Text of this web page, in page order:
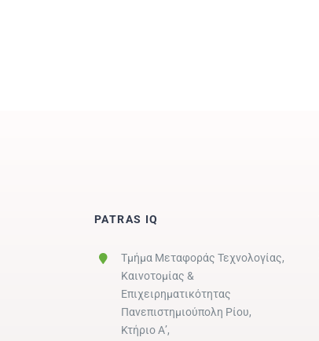
PATRAS IQ
Τμήμα Μεταφοράς Τεχνολογίας,
Καινοτομίας &
Επιχειρηματικότητας
Πανεπιστημιούπολη Ρίου,
Κτήριο Α’,